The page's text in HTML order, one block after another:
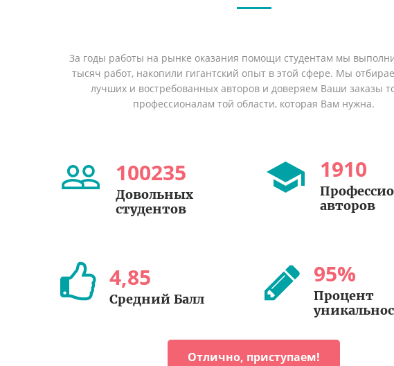
За годы работы на рынке оказания помощи студентам мы
тысяч работ, накопили гигантский опыт в этой сфере. Мы
лучших и востребованных авторов и доверяем Ваши заказы
профессионалам той области, которая Вам нужна.
100235
Довольных
студентов
1910
авторов
4,85
Средний Балл
95%
Процент
Отлично, приступаем!